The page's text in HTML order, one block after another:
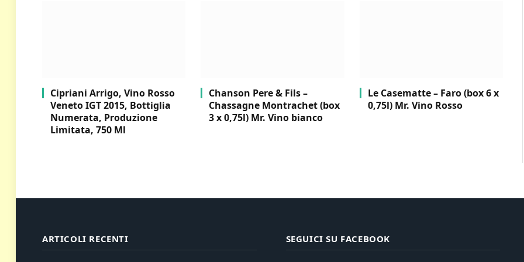
Cipriani Arrigo, Vino Rosso
Veneto IGT 2015, Bottiglia
Numerata, Produzione
Limitata, 750 Ml
Chanson Pere & Fils –
Chassagne Montrachet (box
3 x 0,75l) Mr. Vino bianco
Le Casematte – Faro (box 6 x
0,75l) Mr. Vino Rosso
ARTICOLI RECENTI SEGUICI SU FACEBOOK